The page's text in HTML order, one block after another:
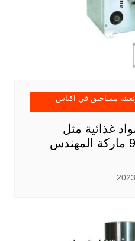
مساحيق في اكياس
غذائية مثل
المكسرات موديل 902 ماركة المهندس